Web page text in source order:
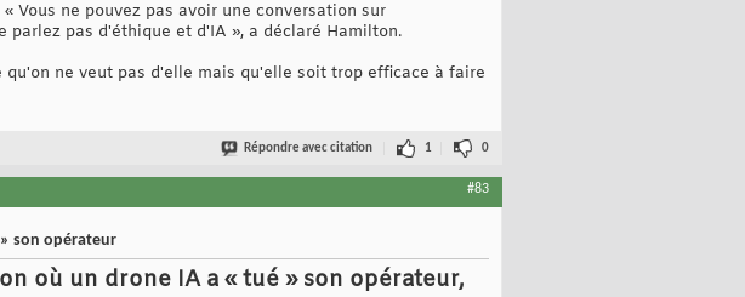
Vous ne pouvez pas avoir une conversation sur
pas d'éthique et d'IA », a déclaré Hamilton.
ne veut pas d'elle mais qu'elle soit trop efficace à faire
Répondre avec citation 1 0
#83
son opérateur
où un drone IA a « tué » son opérateur,